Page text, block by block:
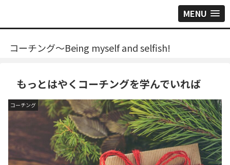
MENU
コーチング～Being myself and selfish!
もっとはやくコーチングを学んでいれば
コーチング